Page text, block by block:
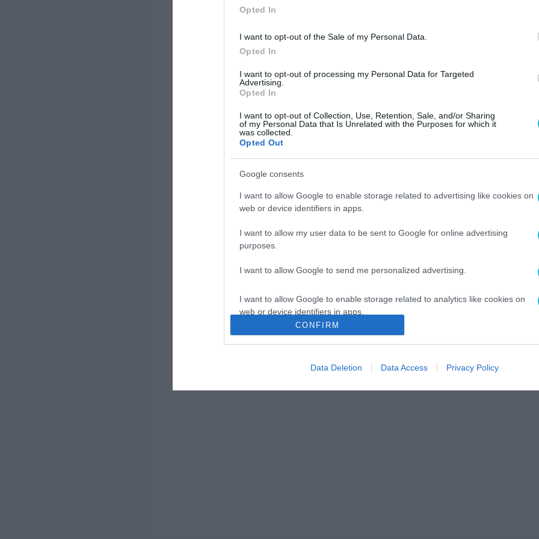
Opted In
I want to opt-out of the Sale of my Personal Data.
Opted In
I want to opt-out of processing my Personal Data for Targeted
Advertising.
Opted In
I want to opt-out of Collection, Use, Retention, Sale, and/or Sharing
of my Personal Data that Is Unrelated with the Purposes for which it
was collected.
Opted Out
Google consents
I want to allow Google to enable storage related to advertising like cookies on
web or device identifiers in apps.
I want to allow my user data to be sent to Google for online advertising
purposes.
I want to allow Google to send me personalized advertising.
I want to allow Google to enable storage related to analytics like cookies on
web or device identifiers in apps.
I want to allow Google to enable storage related to functionality of the website
I want to allow Google to enable storage related to personalization.
CONFIRM
Data Deletion Data Access Privacy Policy